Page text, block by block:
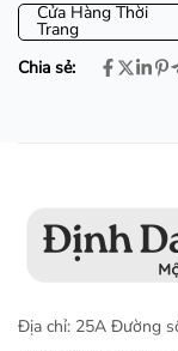
Cửa Hàng Thời
Trang
Chia sẻ:
Địa chỉ: 25A Đường